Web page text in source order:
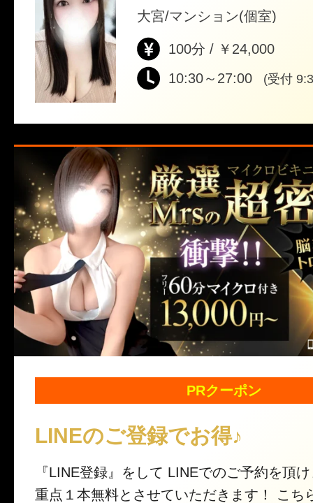
大宮/マンション(個室)
100分 / ￥24,000
10:30～27:00
(受付
PRクーポン
LINEのご登録でお得♪
『LINE登録』をして LINEでのご予約を頂
重点１本無料とさせていただきます！ こち